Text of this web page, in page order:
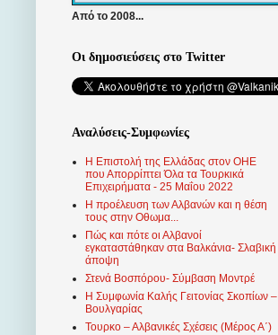
Από το 2008...
Οι δημοσιεύσεις στο Twitter
Αναλύσεις-Συμφωνίες
Η Επιστολή της Ελλάδας στον ΟΗΕ
που Απορρίπτει Όλα τα Τουρκικά
Επιχειρήματα - 25 Μαΐου 2022
Η προέλευση των Αλβανών και η θέση
τους στην Οθωμα...
Πώς και πότε οι Αλβανοί
εγκαταστάθηκαν στα Βαλκάνια- Σλαβική
άποψη
Στενά Βοσπόρου- Σύμβαση Μοντρέ
Η Συμφωνία Καλής Γειτονίας Σκοπίων –
Βουλγαρίας
Τουρκο – Αλβανικές Σχέσεις (Mέρος Α΄)